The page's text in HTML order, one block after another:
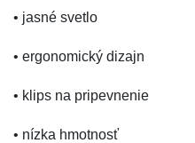
• jasné svetlo
• ergonomický dizajn
• klips na pripevnenie
• nízka hmotnosť